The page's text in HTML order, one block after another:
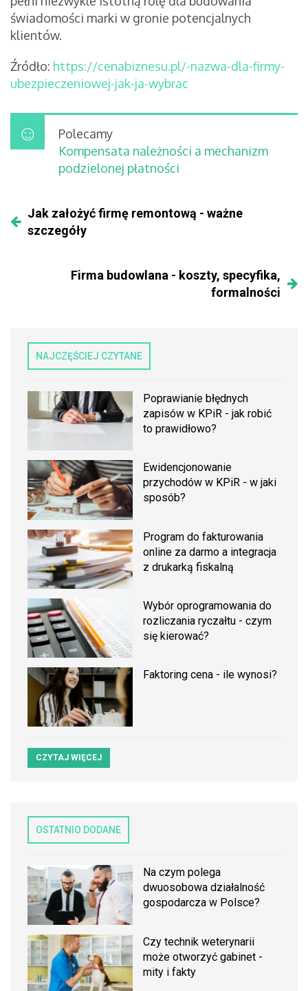
świadomości marki w gronie potencjalnych
klientów.
Źródło: https://cenabiznesu.pl/-nazwa-dla-firmy-
ubezpieczeniowej-jak-ja-wybrac
Polecamy
Kompensata należności a mechanizm
podzielonej płatności
Jak założyć firmę remontową - ważne
szczegóły
Firma budowlana - koszty, specyfika,
formalności
NAJCZĘŚCIEJ CZYTANE
Poprawianie błędnych
zapisów w KPiR - jak robić
to prawidłowo?
Ewidencjonowanie
przychodów w KPiR - w jaki
sposób?
Program do fakturowania
online za darmo a integracja
z drukarką fiskalną
Wybór oprogramowania do
rozliczania ryczałtu - czym
się kierować?
Faktoring cena - ile wynosi?
CZYTAJ WIĘCEJ
OSTATNIO DODANE
Na czym polega
dwuosobowa działalność
gospodarcza w Polsce?
Czy technik weterynarii
może otworzyć gabinet -
mity i fakty